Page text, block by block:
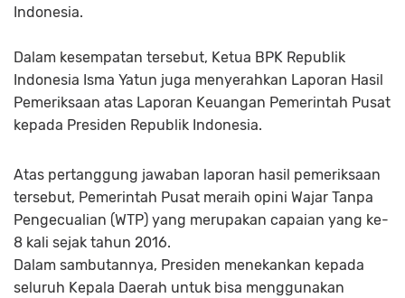
Indonesia.
Dalam kesempatan tersebut, Ketua BPK Republik
Indonesia Isma Yatun juga menyerahkan Laporan Hasil
Pemeriksaan atas Laporan Keuangan Pemerintah Pusat
kepada Presiden Republik Indonesia.
Atas pertanggung jawaban laporan hasil pemeriksaan
tersebut, Pemerintah Pusat meraih opini Wajar Tanpa
Pengecualian (WTP) yang merupakan capaian yang ke-
8 kali sejak tahun 2016.
Dalam sambutannya, Presiden menekankan kepada
seluruh Kepala Daerah untuk bisa menggunakan